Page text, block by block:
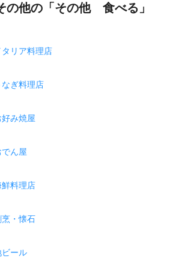
の他の「その他 食べる」
リア料理店
ぎ料理店
み焼屋
ん屋
料理店
・懐石
ール